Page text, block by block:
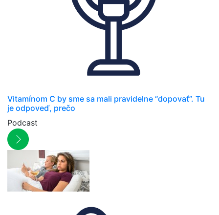
Vitamínom C by sme sa mali pravidelne “dopovať”. Tu
je odpoveď, prečo
Podcast